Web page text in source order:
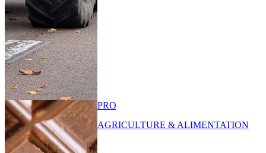
PRO
AGRICULTURE & ALIMENTATION